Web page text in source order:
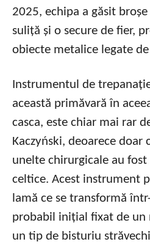
2025, echipa a găsit
suliță și o secure de fier,
obiecte metalice legate
Instrumentul de
această primăvară în
casca, este chiar mai rar
Kaczyński, deoarece doar
unelte chirurgicale au
celtice. Acest instrument
lamă ce se transformă
probabil inițial fixat de un
un tip de bisturiu